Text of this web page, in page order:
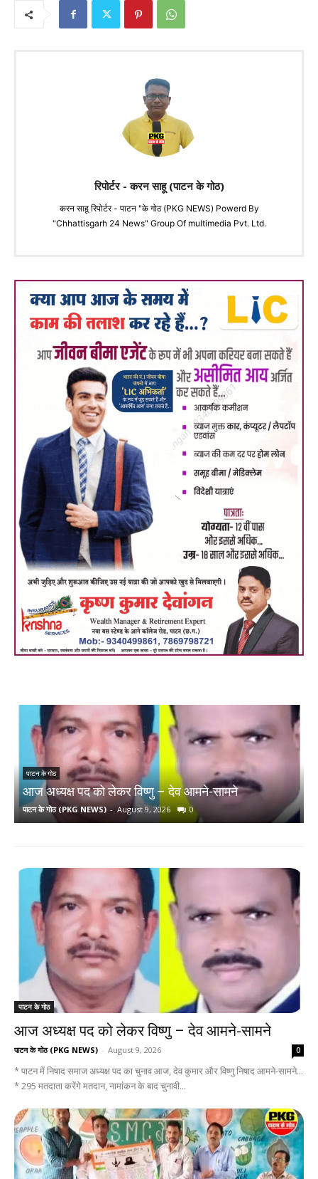
रिपोर्टर - करन साहू (पाटन के गोठ)
करन साहू रिपोर्टर - पाटन "के गोठ (PKG NEWS) Powerd By
"Chhattisgarh 24 News" Group Of multimedia Pvt. Ltd.
पाटन के गोठ
आज अध्यक्ष पद को लेकर विष्णु – देव आमने-सामने
पाटन के गोठ (PKG NEWS) - August 9, 2026 0
पाटन के गोठ
आज अध्यक्ष पद को लेकर विष्णु – देव आमने-सामने
पाटन के गोठ (PKG NEWS) - August 9, 2026 0
* पाटन में निषाद समाज अध्यक्ष पद का चुनाव आज, देव कुमार और विष्णु निषाद आमने-सामने...
* 295 मतदाता करेंगे मतदान, नामांकन के बाद चुनावी...